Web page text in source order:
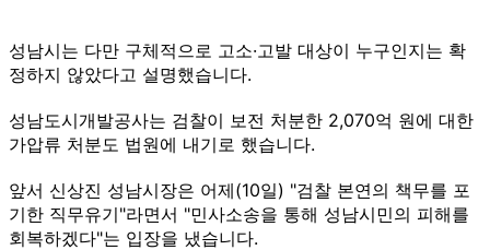
성남시는 다만 구체적으로 고소·고발 대상이 누구인지는 확
정하지 않았다고 설명했습니다.
성남도시개발공사는 검찰이 보전 처분한 2,070억 원에 대한
가압류 처분도 법원에 내기로 했습니다.
앞서 신상진 성남시장은 어제(10일) "검찰 본연의 책무를 포
기한 직무유기"라면서 "민사소송을 통해 성남시민의 피해를
회복하겠다"는 입장을 냈습니다.